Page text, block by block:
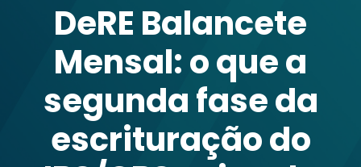
DeRE Balancete
Mensal: o que a
segunda fase da
escrituração do